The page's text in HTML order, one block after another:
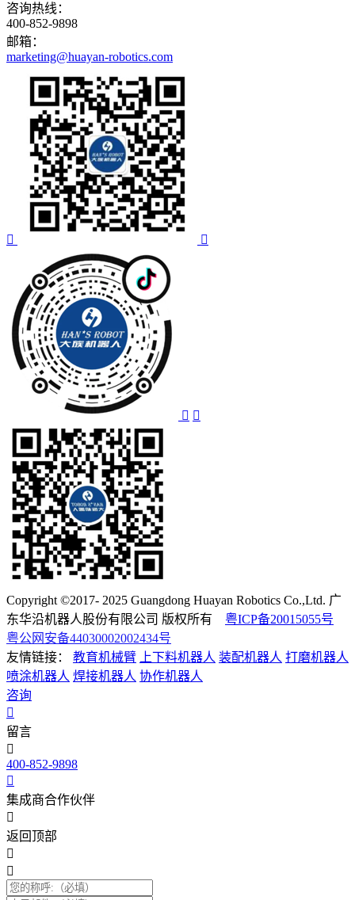
咨询热线：
400-852-9898
邮箱：
marketing@huayan-robotics.com
Copyright ©2017- 2025 Guangdong Huayan Robotics Co.,Ltd. 广
东华沿机器人股份有限公司 版权所有 粤ICP备20015055号
粤公网安备44030002002434号
友情链接：
教育机械臂 上下料机器人 装配机器人 打磨机器人
喷涂机器人 焊接机器人 协作机器人
咨询
留言
400-852-9898
集成商合作伙伴
返回顶部